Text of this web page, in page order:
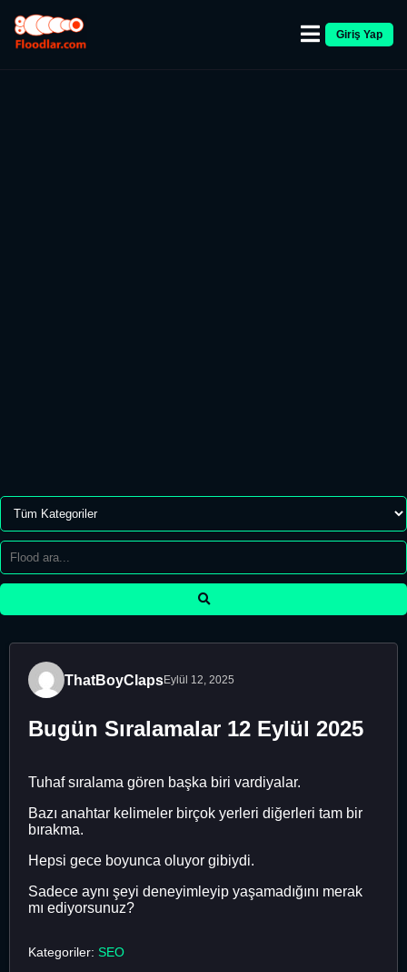
Giriş Yap
ThatBoyClapsEylül 12, 2025
Bugün Sıralamalar 12 Eylül 2025
Tuhaf sıralama gören başka biri vardiyalar.
Bazı anahtar kelimeler birçok yerleri diğerleri tam bir
bırakma.
Hepsi gece boyunca oluyor gibiydi.
Sadece aynı şeyi deneyimleyip yaşamadığını merak
mı ediyorsunuz?
Kategoriler: SEO